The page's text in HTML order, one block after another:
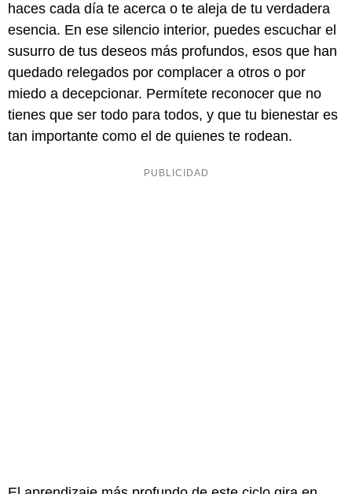
haces cada día te acerca o te aleja de tu verdadera
esencia. En ese silencio interior, puedes escuchar el
susurro de tus deseos más profundos, esos que han
quedado relegados por complacer a otros o por
miedo a decepcionar. Permítete reconocer que no
tienes que ser todo para todos, y que tu bienestar es
tan importante como el de quienes te rodean.